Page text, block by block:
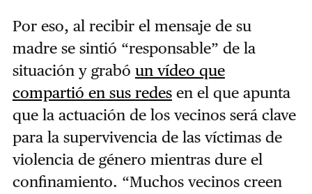
Por eso, al recibir el mensaje de su
madre se sintió “responsable” de la
situación y grabó un vídeo que
compartió en sus redesen el que apunta
que la actuación de los vecinos será clave
para la supervivencia de las víctimas de
violencia de género mientras dure el
confinamiento. “Muchos vecinos creen